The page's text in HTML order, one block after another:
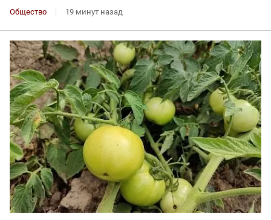
Общество 19 минут назад